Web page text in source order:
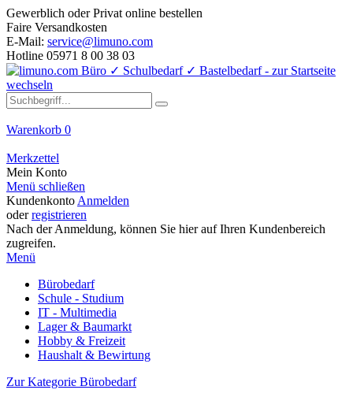
Gewerblich oder Privat online bestellen
Faire Versandkosten
E-Mail: service@limuno.com
Hotline 05971 8 00 38 03
Warenkorb 0
Merkzettel
Mein Konto
Menü schließen
Kundenkonto Anmelden
oderregistrieren
Nach der Anmeldung, können Sie hier auf Ihren Kundenbereich
zugreifen.
Menü
Bürobedarf
Schule - Studium
IT - Multimedia
Lager & Baumarkt
Hobby & Freizeit
Haushalt & Bewirtung
Zur Kategorie Bürobedarf